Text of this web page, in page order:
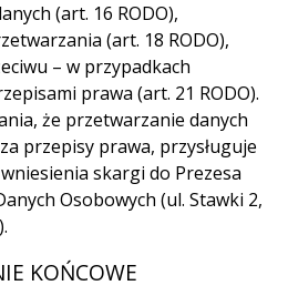
(art. 16 RODO),
(art. 18 RODO),
– w przypadkach
prawa (art. 21 RODO).
że przetwarzanie danych
przepisy prawa, przysługuje
skargi do Prezesa
Osobowych (ul. Stawki 2,
KOŃCOWE